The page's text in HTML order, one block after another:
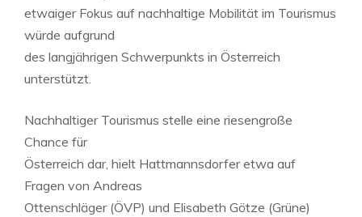
etwaiger Fokus auf nachhaltige Mobilität im Tourismus
würde aufgrund
des langjährigen Schwerpunkts in Österreich
unterstützt.
Nachhaltiger Tourismus stelle eine riesengroße
Chance für
Österreich dar, hielt Hattmannsdorfer etwa auf
Fragen von Andreas
Ottenschläger (ÖVP) und Elisabeth Götze (Grüne)